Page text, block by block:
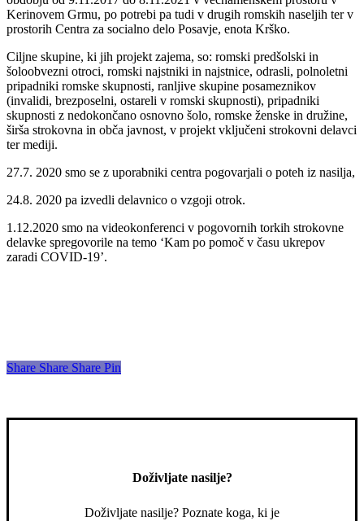
Kerinovem Grmu, po potrebi pa tudi v drugih romskih naseljih ter v
prostorih Centra za socialno delo Posavje, enota Krško.
Ciljne skupine, ki jih projekt zajema, so: romski predšolski in
šoloobvezni otroci, romski najstniki in najstnice, odrasli, polnoletni
pripadniki romske skupnosti, ranljive skupine posameznikov
(invalidi, brezposelni, ostareli v romski skupnosti), pripadniki
skupnosti z nedokončano osnovno šolo, romske ženske in družine,
širša strokovna in obča javnost, v projekt vključeni strokovni delavci
ter mediji.
27.7. 2020 smo se z uporabniki centra pogovarjali o poteh iz nasilja,
24.8. 2020 pa izvedli delavnico o vzgoji otrok.
1.12.2020 smo na videokonferenci v pogovornih torkih strokovne
delavke spregovorile na temo ‘Kam po pomoč v času ukrepov
zaradi COVID-19’.
Share
Share Share Share Pin
Doživljate nasilje?
Doživljate nasilje? Poznate koga, ki je